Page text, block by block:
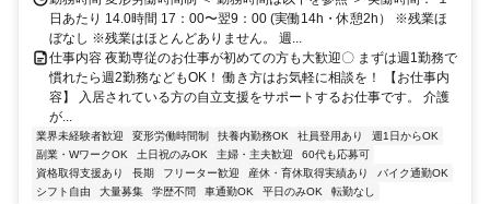
日あたり 14.0時間 17：00〜翌9：00 (実働14h・休憩2h） ※残業ほ
ぼなし ※残業はほとんどありません。 週...
仕事内容 夜勤専従のお仕事が初めての方も大歓迎〇 まずは週1勤務で
慣れたら週2勤務などもOK！ 働き方はお気軽に相談を！ 【お仕事内
容】 入居されている方の自立支援をサポートするお仕事です。 介護
が...
業界未経験者歓迎 変形労働時間制 扶養内勤務OK 社員登用あり
週1日からOK
副業・WワークOK
土日祝のみOK 主婦・主夫歓迎
60代も応募可
資格取得支援あり
長期 フリーター歓迎 産休・育休取得実績あり
バイク通勤OK
シフト自由
大量募集 学歴不問 車通勤OK 平日のみOK 転勤なし